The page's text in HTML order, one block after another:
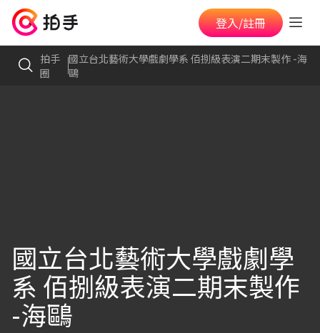
登入/註冊
拍手
圈
國立台北藝術大學戲劇學系 佰捌級表演二期末製作 -海
鷗
國立台北藝術大學戲劇學
系 佰捌級表演二期末製作
-海鷗